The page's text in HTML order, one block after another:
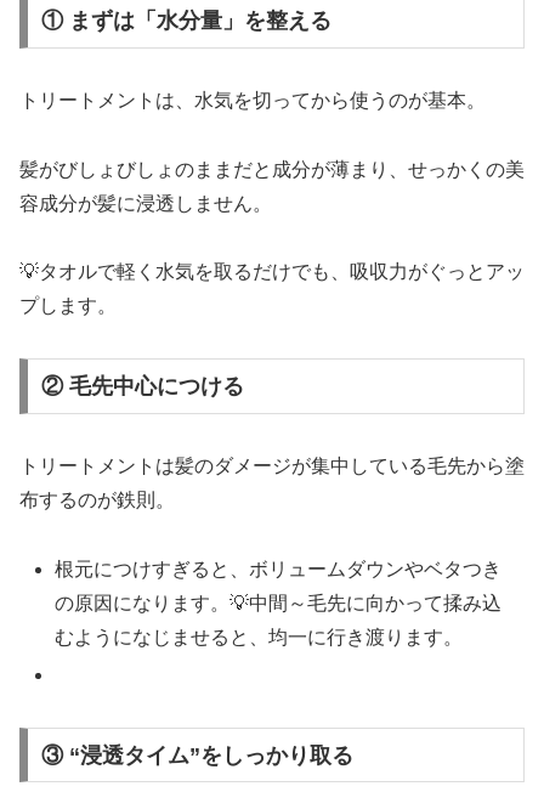
① まずは「水分量」を整える
トリートメントは、水気を切ってから使うのが基本。
髪がびしょびしょのままだと成分が薄まり、せっかくの美
容成分が髪に浸透しません。
💡タオルで軽く水気を取るだけでも、吸収力がぐっとアッ
プします。
② 毛先中心につける
トリートメントは髪のダメージが集中している毛先から塗
布するのが鉄則。
根元につけすぎると、ボリュームダウンやベタつき
の原因になります。💡中間～毛先に向かって揉み込
むようになじませると、均一に行き渡ります。
③ “浸透タイム”をしっかり取る